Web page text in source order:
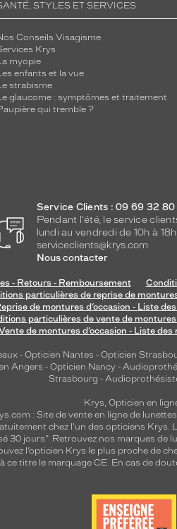
STYLES ET SERVICES
Conseils Visagisme
Krys
myopie
enfants et la vue
strabisme
glaucome : symptômes et traitement
qui tremble ?
Service Clients : 09 69 32
Pendant l'été, le service
lundi au vendredi de 10h à 18h.
serviceclients@krys.com
Nous contacter
- Retours - Remboursement
particulières de reprise de
de montures d’occasion - Liste
particulières de vente de montures
de montures d’occasion - Liste
- Opticien Nantes - Opticien
Angers - Opticien Nancy -
Strasbourg -
Krys, Opticien en
: Site de vente en ligne de
chez l'un des opticiens
30 jours". Retrouvez nos marques de
l’opticien Krys le plus proche de
ce titre le marquage CE. En cas de